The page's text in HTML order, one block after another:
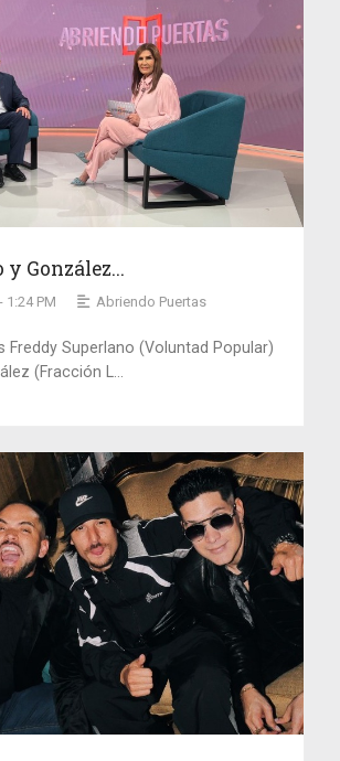
y González...
1:24 PM Abriendo Puertas
Freddy Superlano (Voluntad Popular)
(Fracción L...